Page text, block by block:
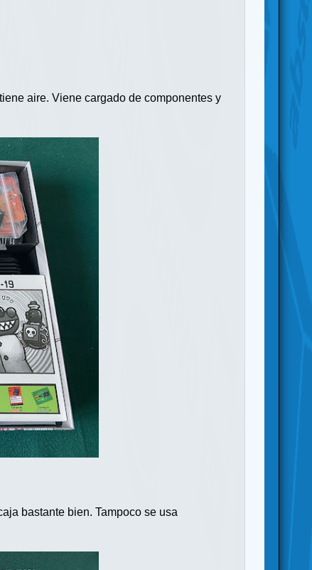
aire. Viene cargado de componentes y
bastante bien. Tampoco se usa